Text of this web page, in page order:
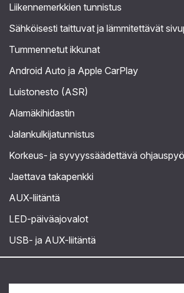
Liikennemerkkien tunnistus
Sähköisesti taittuvat ja lämmitettävät
Tummennetut ikkunat
Android Auto ja Apple CarPlay
Luistonesto (ASR)
Alamäkihidastin
Jalankulkijatunnistus
Korkeus- ja syvyyssäädettävä
Jaettava takapenkki
AUX-liitäntä
LED-päiväajovalot
USB- ja AUX-liitäntä